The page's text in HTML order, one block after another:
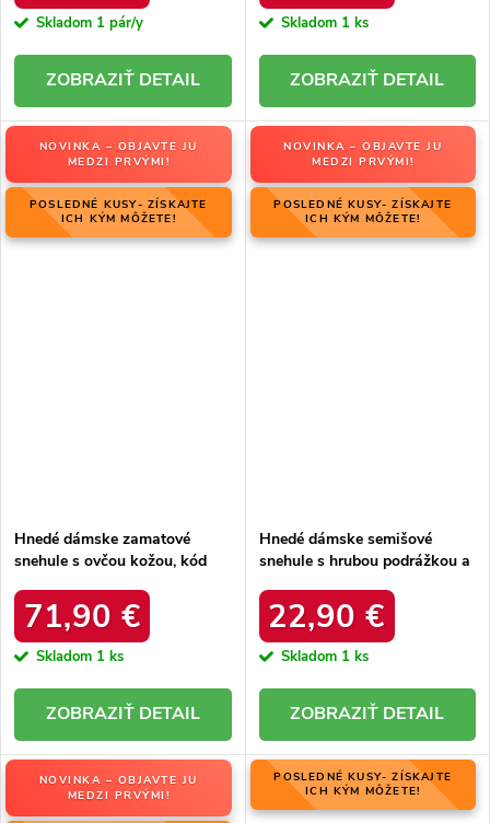
Skladom 1 pár/y
DETAIL
Skladom 1 ks
DETAIL
NOVINKA – OBJAVTE JU
MEDZI PRVÝMI!
POSLEDNÉ KUSY- ZÍSKAJTE
ICH KÝM MÔŽETE!
Hnedé dámske zamatové
snehule s ovčou kožou, kód
71,90 €
Skladom 1 ks
DETAIL
NOVINKA – OBJAVTE JU
MEDZI PRVÝMI!
POSLEDNÉ KUSY- ZÍSKAJTE
ICH KÝM MÔŽETE!
Hnedé dámske semišové
snehule s hrubou podrážkou a
produktu OO274A098
22,90 €
Skladom 1 ks
DETAIL
NOVINKA – OBJAVTE JU
MEDZI PRVÝMI!
POSLEDNÉ KUSY- ZÍSKAJTE
ICH KÝM MÔŽETE!